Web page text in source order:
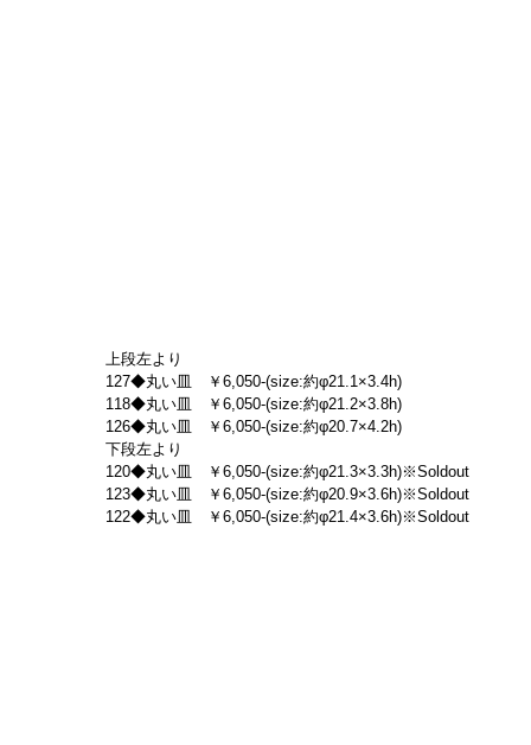
上段左より
127◆丸い皿　￥6,050-(size:約φ21.1×3.4h)
118◆丸い皿　￥6,050-(size:約φ21.2×3.8h)
126◆丸い皿　￥6,050-(size:約φ20.7×4.2h)
下段左より
120◆丸い皿　￥6,050-(size:約φ21.3×3.3h)※Soldout
123◆丸い皿　￥6,050-(size:約φ20.9×3.6h)※Soldout
122◆丸い皿　￥6,050-(size:約φ21.4×3.6h)※Soldout